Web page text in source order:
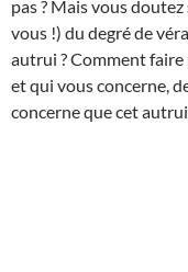
pas ? Mais vous
vous !) du degré de
autrui ? Comment
et qui vous concerne,
concerne que cet